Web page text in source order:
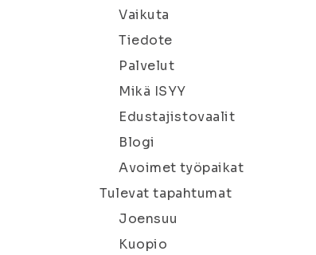
Vaikuta
Tiedote
Palvelut
Mikä ISYY
Edustajistovaalit
Blogi
Avoimet työpaikat
Tulevat tapahtumat
Joensuu
Kuopio